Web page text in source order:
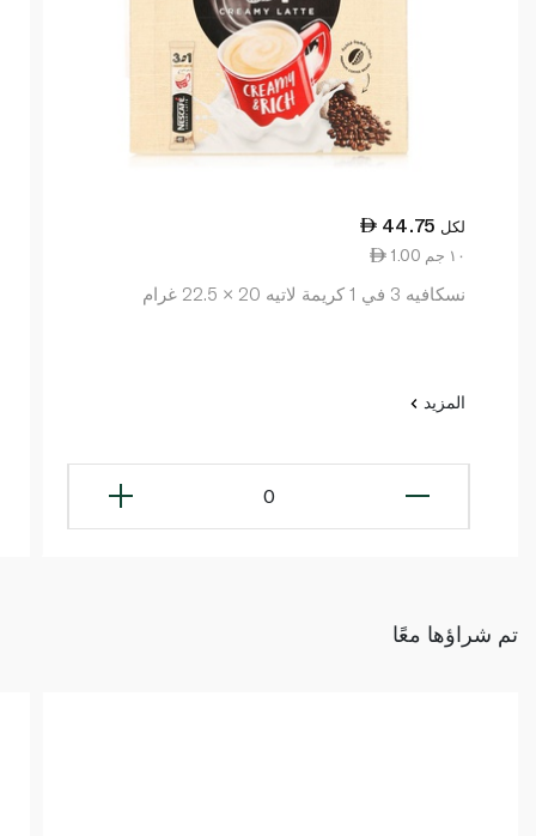
44.75 لكل
1.00 ١٠ جم
نسكافيه 3 في 1 كريمة لاتيه 20 × 22.5 غرام
المزيد
0
تم شراؤها معًا